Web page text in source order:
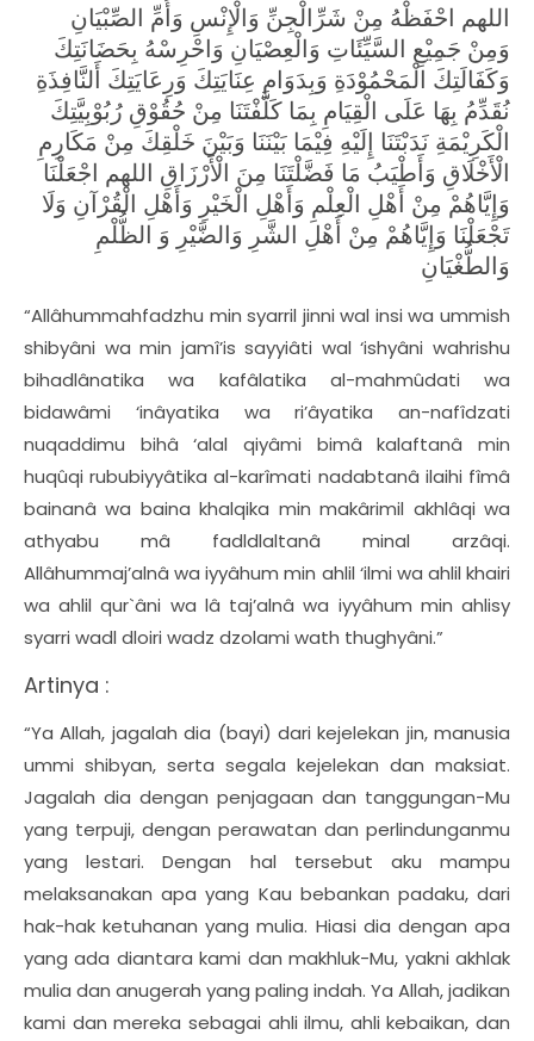
اللهم احْفَظْهُ مِنْ شَرِّالْجِنِّ وَالْإِنْسِ وَأُمِّ الصِّبْيَانِ
وَمِنْ جَمِيْعِ السَّيِّئَاتِ وَالْعِصْيَانِ وَاحْرِسْهُ بِحَضَانَتِكَ
وَكَفَالَتِكَ الْمَحْمُوْدَةِ وَبِدَوَامِ عِنَايَتِكَ وَرِعَايَتِكَ أَلنَّافِذَةِ
نُقَدِّمُ بِهَا عَلَى الْقِيَامِ بِمَا كَلَّفْتَنَا مِنْ حُقُوْقِ رُبُوْبِيَّتِكَ
الْكَرِيْمَةِ نَدَبْتَنَا إِلَيْهِ فِيْمَا بَيْنَنَا وَبَيْنَ خَلْقِكَ مِنْ مَكَارِمِ
الْأَخْلَاقِ وَأَطْيَبُ مَا فَضَّلْتَنَا مِنَ الْأَرْزَاقِ اللهم اجْعَلْنَا
وَإِيَّاهُمْ مِنْ أَهْلِ الْعِلْمِ وَأَهْلِ الْخَيْرِ وَأَهْلِ الْقُرْآنِ وَلَا
تَجْعَلْنَا وَإِيَّاهُمْ مِنْ أَهْلِ الشَّرِ وَالضَّيْرِ وَ الظُّلْمِ
وَالطُّغْيَانِ
“Allâhummahfadzhu min syarril jinni wal insi wa ummish
shibyâni wa min jamî’is sayyiâti wal ‘ishyâni wahrishu
bihadlânatika wa kafâlatika al-mahmûdati wa
bidawâmi ‘inâyatika wa ri’âyatika an-nafîdzati
nuqaddimu bihâ ‘alal qiyâmi bimâ kalaftanâ min
huqûqi rububiyyâtika al-karîmati nadabtanâ ilaihi fîmâ
bainanâ wa baina khalqika min makârimil akhlâqi wa
athyabu mâ fadldlaltanâ minal arzâqi.
Allâhummaj’alnâ wa iyyâhum min ahlil ‘ilmi wa ahlil khairi
wa ahlil qur`âni wa lâ taj’alnâ wa iyyâhum min ahlisy
syarri wadl dloiri wadz dzolami wath thughyâni.”
Artinya :
“Ya Allah, jagalah dia (bayi) dari kejelekan jin, manusia
ummi shibyan, serta segala kejelekan dan maksiat.
Jagalah dia dengan penjagaan dan tanggungan-Mu
yang terpuji, dengan perawatan dan perlindunganmu
yang lestari. Dengan hal tersebut aku mampu
melaksanakan apa yang Kau bebankan padaku, dari
hak-hak ketuhanan yang mulia. Hiasi dia dengan apa
yang ada diantara kami dan makhluk-Mu, yakni akhlak
mulia dan anugerah yang paling indah. Ya Allah, jadikan
kami dan mereka sebagai ahli ilmu, ahli kebaikan, dan